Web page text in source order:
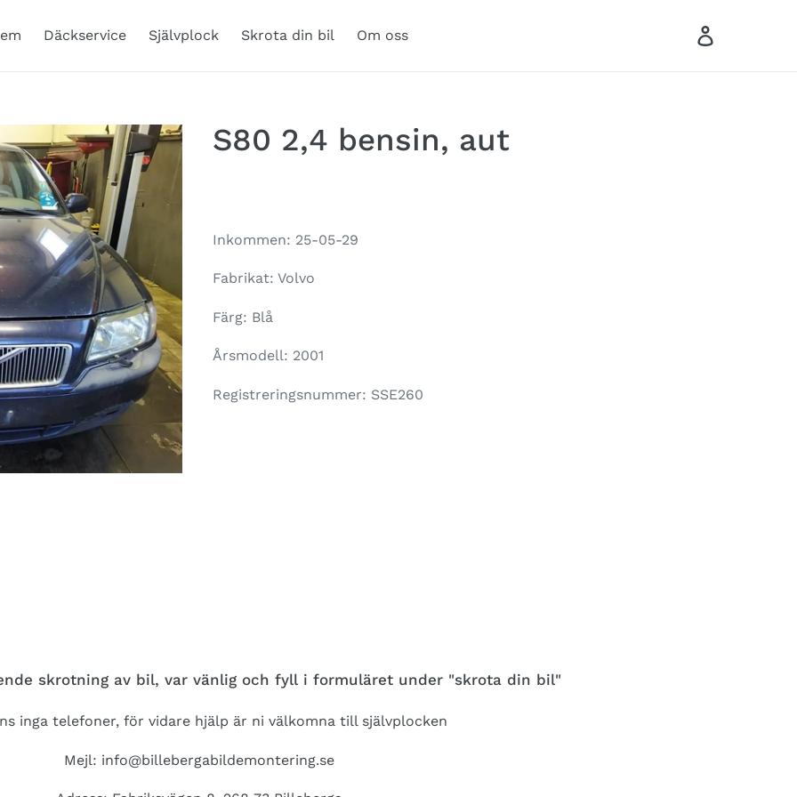
Däckservice Självplock Skrota din bil Om oss
Search
S80 2,4 bensin, aut
Inkommen: 25-05-29
Fabrikat: Volvo
Färg: Blå
Årsmodell: 2001
Registreringsnummer: SSE260
skrotning av bil, var vänlig och fyll i formuläret under "skrota din bil"
inga telefoner, för vidare hjälp är ni välkomna till självplocken
Mejl: info@billebergabildemontering.se